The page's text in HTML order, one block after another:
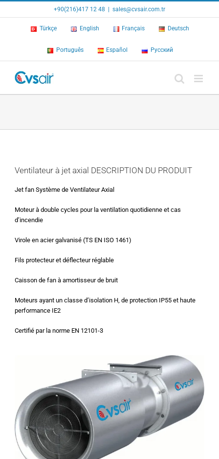
+90(216)417 12 48 sales@cvsair.com.tr
Türkçe English Français Deutsch
Português Español Русский
Ventilateur à jet axial DESCRIPTION DU PRODUIT
Jet fan Système de Ventilateur Axial
Moteur à double cycles pour la ventilation quotidienne et cas
d’incendie
Virole en acier galvanisé (TS EN ISO 1461)
Fils protecteur et déflecteur réglable
Caisson de fan à amortisseur de bruit
Moteurs ayant un classe d’isolation H, de protection IP55 et haute
performance IE2
Certifié par la norme EN 12101-3